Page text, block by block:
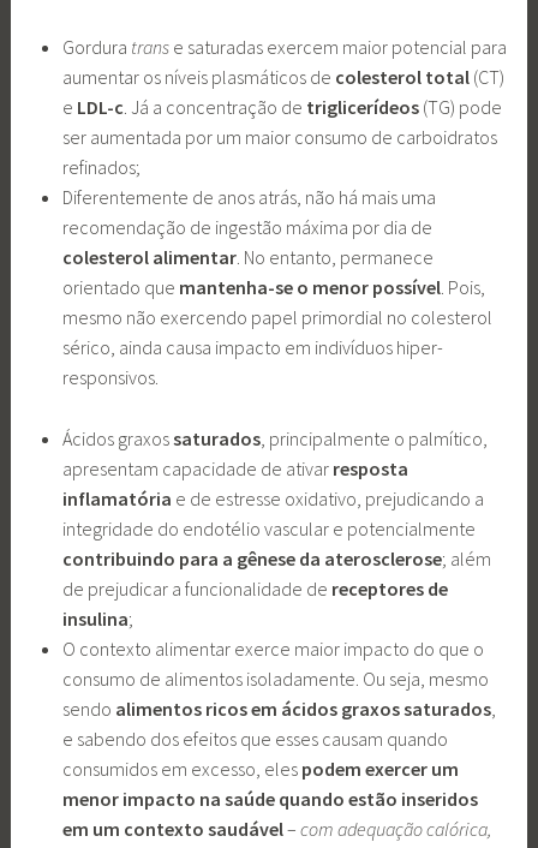
Gordura transe saturadas exercem maior potencial para
aumentar os níveis plasmáticos de colesterol total(CT)
e LDL-c. Já a concentração de triglicerídeos(TG) pode
ser aumentada por um maior consumo de carboidratos
refinados;
Diferentemente de anos atrás, não há mais uma
recomendação de ingestão máxima por dia de
colesterol alimentar. No entanto, permanece
orientado que mantenha-se o menor possível. Pois,
mesmo não exercendo papel primordial no colesterol
sérico, ainda causa impacto em indivíduos hiper-
responsivos.
Ácidos graxossaturados, principalmente o palmítico,
apresentam capacidade de ativar resposta
inflamatória e de estresse oxidativo, prejudicando a
integridade do endotélio vascular e potencialmente
contribuindo para a gênese da aterosclerose; além
de prejudicar a funcionalidade de receptores de
insulina;
O contexto alimentar exerce maior impacto do que o
consumo de alimentos isoladamente. Ou seja, mesmo
sendo alimentos ricos em ácidos graxos saturados,
e sabendo dos efeitos que esses causam quando
consumidos em excesso, eles podem exercer um
menor impacto na saúde quando estão inseridos
em um contexto saudável– com adequação calórica,